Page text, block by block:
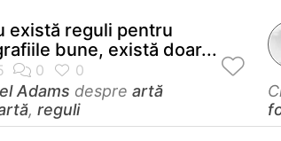
există reguli pentru
bune, există doar...
Adams despre artă
, reguli